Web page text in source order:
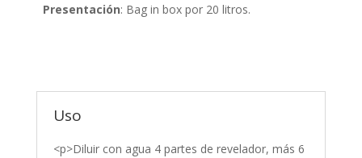
Presentación: Bag in box por 20 litros.
Uso
<p>Diluir con agua 4 partes de revelador, más 6